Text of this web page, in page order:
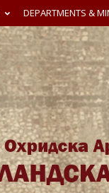
DEPARTMENTS &